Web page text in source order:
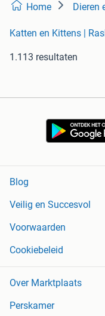
Home Dieren
Katten en Kittens |
1.113 resultaten
Blog
Veilig en Succesvol
Voorwaarden
Cookiebeleid
Over Marktplaats
Perskamer